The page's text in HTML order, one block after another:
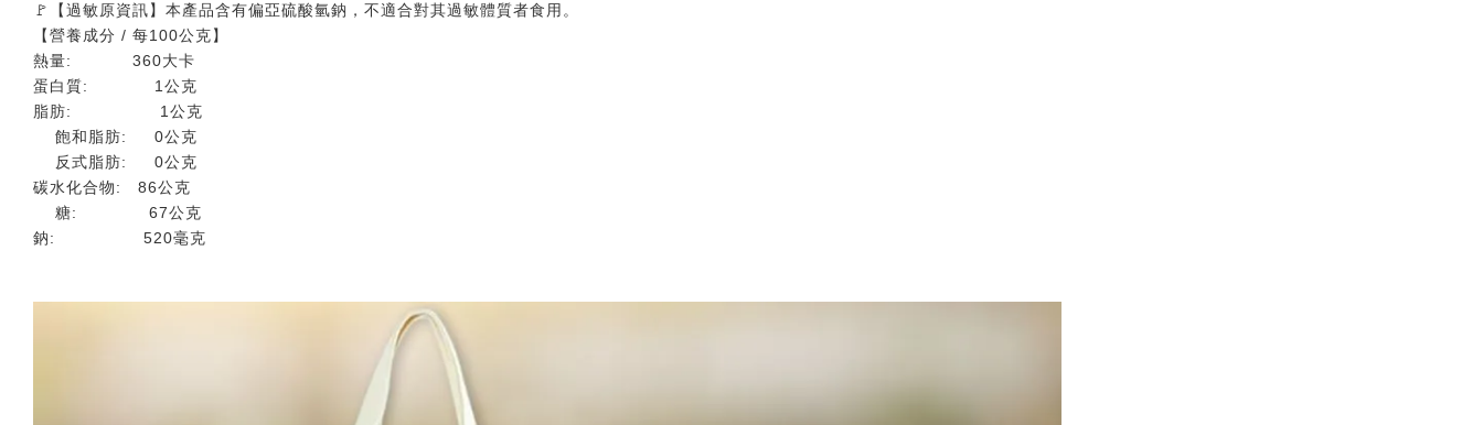
🚩【過敏原資訊】本產品含有偏亞硫酸氫鈉，不適合對其過敏體質者食用。
【營養成分 / 每100公克】
熱量: 360大卡
蛋白質: 1公克
脂肪: 1公克
飽和脂肪: 0公克
反式脂肪: 0公克
碳水化合物: 86公克
糖: 67公克
鈉: 520毫克